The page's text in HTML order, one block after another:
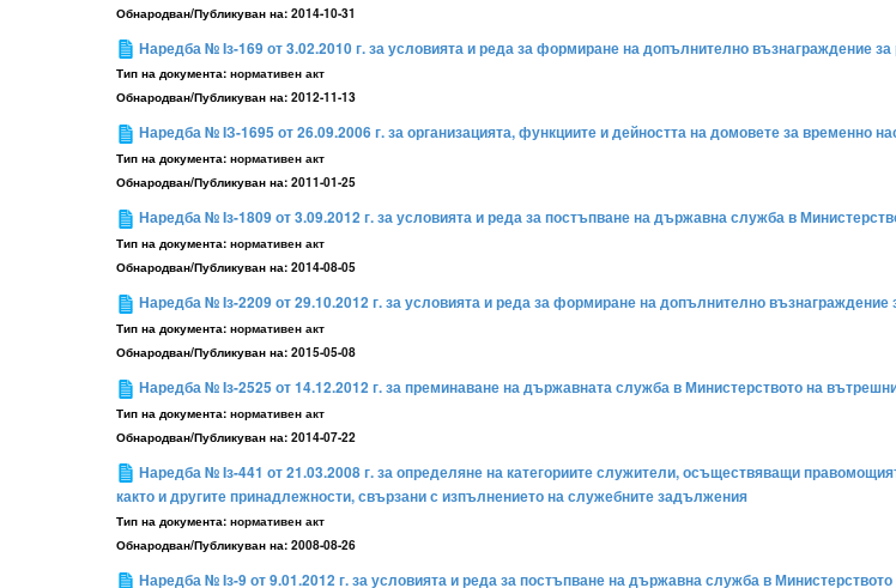
Обнародван/Публикуван на: 2014-10-31
Наредба № Iз-169 от 3.02.2010 г. за условията и реда за формиране на допълнително възнаграждение
Тип на документа: нормативен акт
Обнародван/Публикуван на: 2012-11-13
Наредба № IЗ-1695 от 26.09.2006 г. за организацията, функциите и дейността на домовете за временно
Тип на документа: нормативен акт
Обнародван/Публикуван на: 2011-01-25
Наредба № Iз-1809 от 3.09.2012 г. за условията и реда за постъпване на държавна служба в
Тип на документа: нормативен акт
Обнародван/Публикуван на: 2014-08-05
Наредба № Iз-2209 от 29.10.2012 г. за условията и реда за формиране на допълнително възнаграждение
Тип на документа: нормативен акт
Обнародван/Публикуван на: 2015-05-08
Наредба № Iз-2525 от 14.12.2012 г. за преминаване на държавната служба в Министерството на
Тип на документа: нормативен акт
Обнародван/Публикуван на: 2014-07-22
Наредба № Iз-441 от 21.03.2008 г. за определяне на категориите служители, осъществяващи
както и другите принадлежности, свързани с изпълнението на служебните задължения
Тип на документа: нормативен акт
Обнародван/Публикуван на: 2008-08-26
Наредба № Iз-9 от 9.01.2012 г. за условията и реда за постъпване на държавна служба в